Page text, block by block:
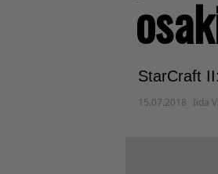
StarCraft
15.07.2018 Iida